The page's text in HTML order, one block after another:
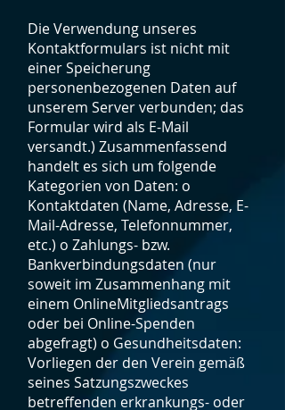
Die Verwendung unseres
Kontaktformulars ist nicht mit
einer Speicherung
personenbezogenen Daten auf
unserem Server verbunden; das
Formular wird als E-Mail
versandt.) Zusammenfassend
handelt es sich um folgende
Kategorien von Daten: o
Kontaktdaten (Name, Adresse, E-
Mail-Adresse, Telefonnummer,
etc.) o Zahlungs- bzw.
Bankverbindungsdaten (nur
soweit im Zusammenhang mit
einem OnlineMitgliedsantrags
oder bei Online-Spenden
abgefragt) o Gesundheitsdaten:
Vorliegen der den Verein gemäß
seines Satzungszweckes
betreffenden erkrankungs- oder